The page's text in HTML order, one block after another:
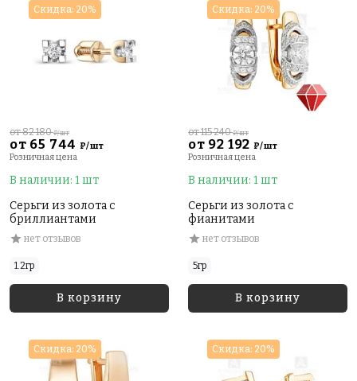
от 65 744 ₽/шт
от 82 180₽/шт
Розничная цена
В наличии: 1 шт
Серьги из золота с
бриллиантами
нет отзывов
1.2гр
В корзину
Скидка: 20%
от 92 192 ₽/шт
от 115 240₽/шт
Розничная цена
В наличии: 1 шт
Серьги из золота с
фианитами
нет отзывов
5гр
В корзину
Скидка: 20%
Скидка: 20% Скидка: 20%